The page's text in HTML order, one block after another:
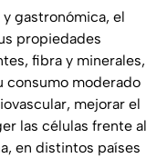
gastronómica, el
propiedades
fibra y minerales,
consumo moderado
mejorar el
las células frente al
en distintos países